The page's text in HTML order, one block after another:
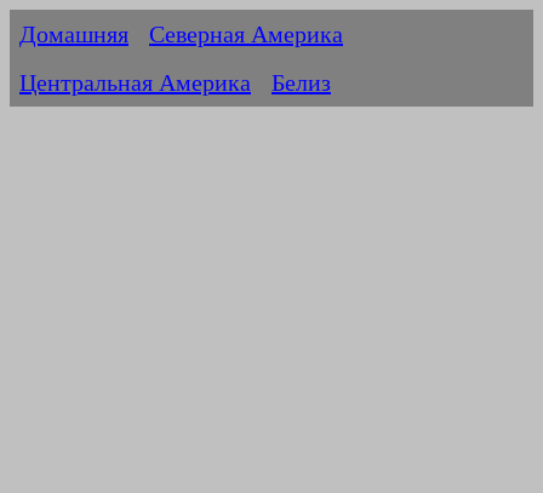
Домашняя
Северная Америка
Центральная Америка
Белиз